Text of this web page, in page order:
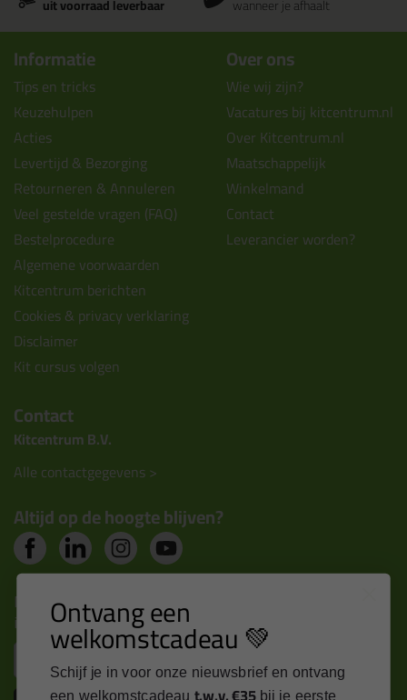
uit voorraad leverbaar wanneer je afhaalt
Informatie
Tips en tricks
Keuzehulpen
Acties
Levertijd & Bezorging
Retourneren & Annuleren
Veel gestelde vragen (FAQ)
Bestelprocedure
Algemene voorwaarden
Kitcentrum berichten
Cookies & privacy verklaring
Disclaimer
Kit cursus volgen
Over ons
Wie wij zijn?
Vacatures bij kitcentrum.nl
Over Kitcentrum.nl
Maatschappelijk
Winkelmand
Contact
Leverancier worden?
Contact
Kitcentrum B.V.
Alle contactgegevens >
Altijd op de hoogte blijven?
Nieuws, tips en exclusieve deals rechtstreeks in je
inbox Ontvang een
welkomstcadeau 💚
Schijf je in voor onze nieuwsbrief en ontvang
een welkomstcadeau bij je eerste